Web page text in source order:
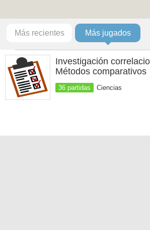
Más recientes Más jugados
Investigación
Métodos comparativos
36 partidas Ciencias